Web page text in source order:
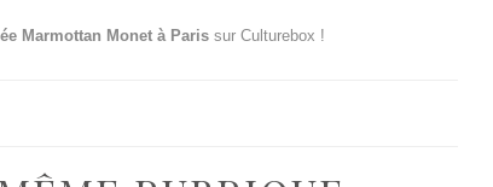
Marmottan Monet à Parissur Culturebox !